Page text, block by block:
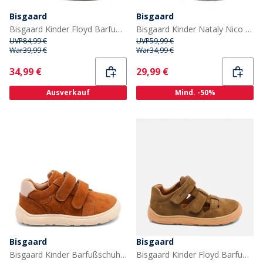
Bisgaard
Bisgaard Kinder Floyd Barfuß Sandalen Cacao
UVP84,99 €
War39,99 €
Current
34,99 €
Ausverkauf
Bisgaard
Bisgaard Kinder Nataly Nico Sandale Nude Mix
UVP59,99 €
War34,99 €
Current
29,99 €
Mind. -50%
Bisgaard
Bisgaard Kinder Barfußschuhe Luna Cacao
Bisgaard
Bisgaard Kinder Floyd Barfuß Sandalen Earth